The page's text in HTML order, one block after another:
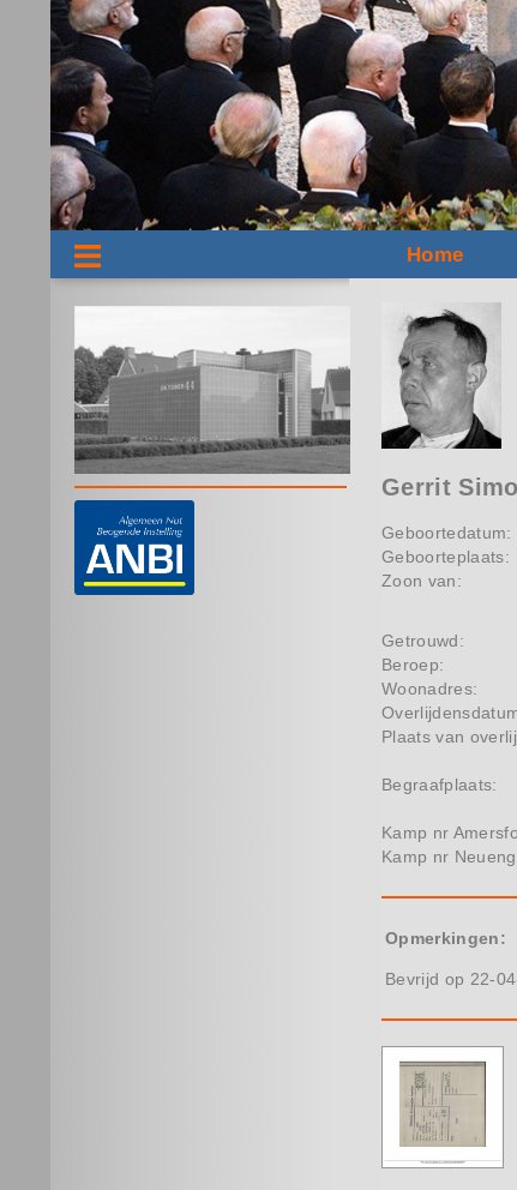
Home
Gerrit
Geboortedatum:
Geboorteplaats:
Zoon van:
Getrouwd:
Beroep:
Woonadres:
Plaats van
Begraafplaats:
Kamp nr
Kamp nr
Opmerkingen:
Bevrijd op 22-